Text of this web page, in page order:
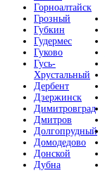
Горноалтайск
Грозный
Губкин
Гудермес
Гуково
Гусь-
Хрустальный
Дербент
Дзержинск
Димитровград
Дмитров
Долгопрудный
Домодедово
Донской
Дубна